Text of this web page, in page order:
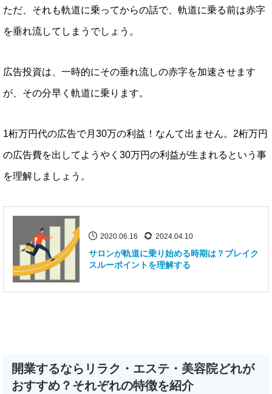
ただ、それも軌道に乗ってからの話で、軌道に乗る前は赤字
を垂れ流してしまうでしょう。
広告投資は、一時的にその垂れ流しの赤字を加速させます
が、その分早く軌道に乗ります。
1桁万円代の広告で月30万の利益！なんて出ません。2桁万円
の広告費を出してようやく30万円の利益が生まれるという事
を理解しましょう。
2020.06.16 2024.04.10
サロンが軌道に乗り始める時期は？ブレイク
スルーポイントを理解する
開業するならリラク・エステ・美容院どれが
おすすめ？それぞれの特徴を紹介